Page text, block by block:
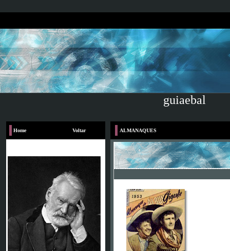
guiaebal
Home Voltar ALMANAQUES